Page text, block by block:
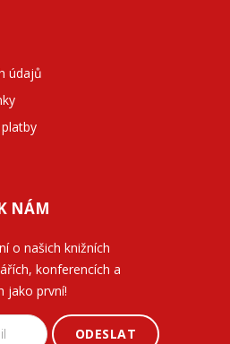
údajů
NÁM
o našich knižních
konferencích a
jako první!
ODESLAT